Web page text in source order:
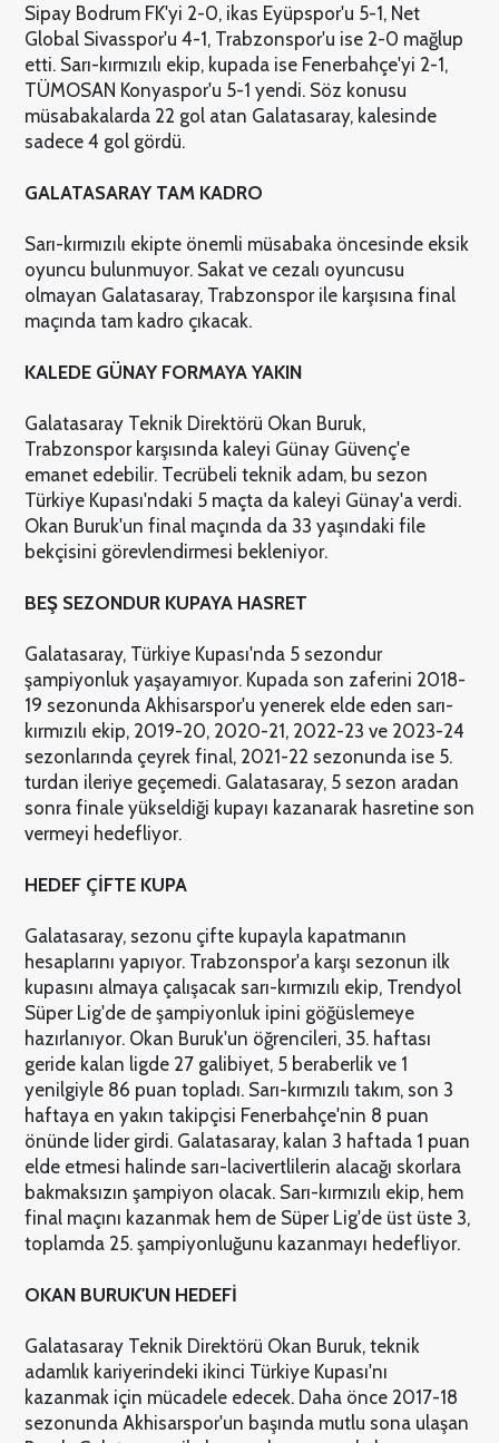
Sipay Bodrum FK'yi 2-0, ikas Eyüpspor'u 5-1, Net
Global Sivasspor'u 4-1, Trabzonspor'u ise 2-0 mağlup
etti. Sarı-kırmızılı ekip, kupada ise Fenerbahçe'yi 2-1,
TÜMOSAN Konyaspor'u 5-1 yendi. Söz konusu
müsabakalarda 22 gol atan Galatasaray, kalesinde
sadece 4 gol gördü.
GALATASARAY TAM KADRO
Sarı-kırmızılı ekipte önemli müsabaka öncesinde eksik
oyuncu bulunmuyor. Sakat ve cezalı oyuncusu
olmayan Galatasaray, Trabzonspor ile karşısına final
maçında tam kadro çıkacak.
KALEDE GÜNAY FORMAYA YAKIN
Galatasaray Teknik Direktörü Okan Buruk,
Trabzonspor karşısında kaleyi Günay Güvenç'e
emanet edebilir. Tecrübeli teknik adam, bu sezon
Türkiye Kupası'ndaki 5 maçta da kaleyi Günay'a verdi.
Okan Buruk'un final maçında da 33 yaşındaki file
bekçisini görevlendirmesi bekleniyor.
BEŞ SEZONDUR KUPAYA HASRET
Galatasaray, Türkiye Kupası'nda 5 sezondur
şampiyonluk yaşayamıyor. Kupada son zaferini 2018-
19 sezonunda Akhisarspor'u yenerek elde eden sarı-
kırmızılı ekip, 2019-20, 2020-21, 2022-23 ve 2023-24
sezonlarında çeyrek final, 2021-22 sezonunda ise 5.
turdan ileriye geçemedi. Galatasaray, 5 sezon aradan
sonra finale yükseldiği kupayı kazanarak hasretine son
vermeyi hedefliyor.
HEDEF ÇİFTE KUPA
Galatasaray, sezonu çifte kupayla kapatmanın
hesaplarını yapıyor. Trabzonspor'a karşı sezonun ilk
kupasını almaya çalışacak sarı-kırmızılı ekip, Trendyol
Süper Lig'de de şampiyonluk ipini göğüslemeye
hazırlanıyor. Okan Buruk'un öğrencileri, 35. haftası
geride kalan ligde 27 galibiyet, 5 beraberlik ve 1
yenilgiyle 86 puan topladı. Sarı-kırmızılı takım, son 3
haftaya en yakın takipçisi Fenerbahçe'nin 8 puan
önünde lider girdi. Galatasaray, kalan 3 haftada 1 puan
elde etmesi halinde sarı-lacivertlilerin alacağı skorlara
bakmaksızın şampiyon olacak. Sarı-kırmızılı ekip, hem
final maçını kazanmak hem de Süper Lig'de üst üste 3,
toplamda 25. şampiyonluğunu kazanmayı hedefliyor.
OKAN BURUK'UN HEDEFİ
Galatasaray Teknik Direktörü Okan Buruk, teknik
adamlık kariyerindeki ikinci Türkiye Kupası'nı
kazanmak için mücadele edecek. Daha önce 2017-18
sezonunda Akhisarspor'un başında mutlu sona ulaşan